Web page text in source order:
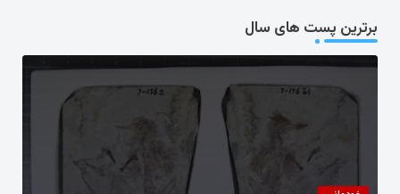
برترین پست های سال